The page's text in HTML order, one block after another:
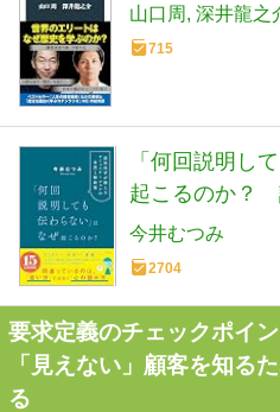
山口周 深井龍之
715
「何回説明し
起こるのか？
ュニケーショ
今井むつみ
2704
要求定義のチェックポイ
「見えない」顧客を知る
る